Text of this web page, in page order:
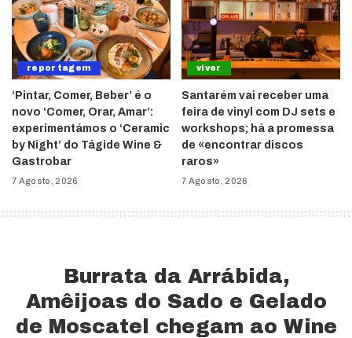
reportagem
‘Pintar, Comer, Beber’ é o
novo ‘Comer, Orar, Amar’:
experimentámos o ‘Ceramic
by Night’ do Tágide Wine &
Gastrobar
7 Agosto, 2026
viver
Santarém vai receber uma
feira de vinyl com DJ sets e
workshops; há a promessa
de «encontrar discos
raros»
7 Agosto, 2026
Burrata da Arrábida,
Amêijoas do Sado e Gelado
de Moscatel chegam ao Wine